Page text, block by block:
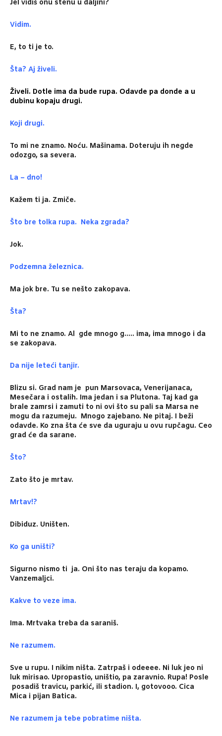
Jel vidiš onu stenu u daljini?
Vidim.
E, to ti je to.
Šta? Aj živeli.
Živeli. Dotle ima da bude rupa. Odavde pa donde a u
dubinu kopaju drugi.
Koji drugi.
To mi ne znamo. Noću. Mašinama. Doteruju ih negde
odozgo, sa severa.
La – dno!
Kažem ti ja. Zmiče.
Što bre tolka rupa. Neka zgrada?
Jok.
Podzemna železnica.
Ma jok bre. Tu se nešto zakopava.
Šta?
Mi to ne znamo. Al gde mnogo g….. ima, ima mnogo i da
se zakopava.
Da nije leteći tanjir.
Blizu si. Grad nam je pun Marsovaca, Venerijanaca,
Mesečara i ostalih. Ima jedan i sa Plutona. Taj kad ga
brale zamrsi i zamuti to ni ovi što su pali sa Marsa ne
mogu da razumeju. Mnogo zajebano. Ne pitaj. I beži
odavde. Ko zna šta će sve da uguraju u ovu rupčagu. Ceo
grad će da sarane.
Što?
Zato što je mrtav.
Mrtav!?
Dibiduz. Uništen.
Ko ga uništi?
Sigurno nismo ti ja. Oni što nas teraju da kopamo.
Vanzemaljci.
Kakve to veze ima.
Ima. Mrtvaka treba da saraniš.
Ne razumem.
Sve u rupu. I nikim ništa. Zatrpaš i odeeee. Ni luk jeo ni
luk mirisao. Upropastio, uništio, pa zaravnio. Rupa! Posle
posadiš travicu, parkić, ili stadion. I, gotovooo. Cica
Mica i pijan Batica.
Ne razumem ja tebe pobratime ništa.